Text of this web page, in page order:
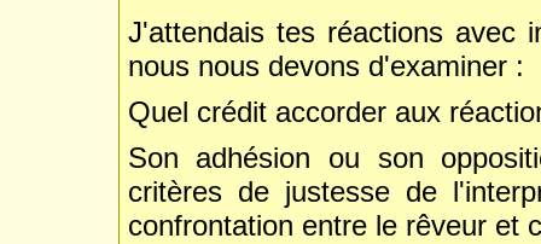
J'attendais tes réactions avec
nous nous devons d'examiner :
Quel crédit accorder aux
Son adhésion ou son
critères de justesse de
confrontation entre le rêveur et